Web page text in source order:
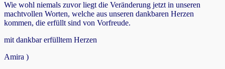
Wie wohl niemals zuvor liegt die Veränderung jetzt in unseren
machtvollen Worten, welche aus unseren dankbaren Herzen
kommen, die erfüllt sind von Vorfreude.
mit dankbar erfülltem Herzen
Amira )